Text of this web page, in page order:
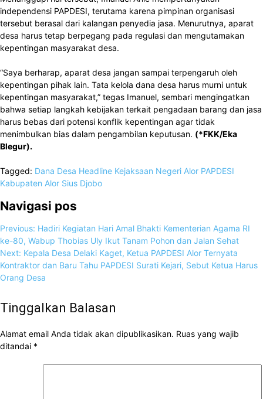
independensi PAPDESI, terutama karena pimpinan organisasi
tersebut berasal dari kalangan penyedia jasa. Menurutnya, aparat
desa harus tetap berpegang pada regulasi dan mengutamakan
kepentingan masyarakat desa.
“Saya berharap, aparat desa jangan sampai terpengaruh oleh
kepentingan pihak lain. Tata kelola dana desa harus murni untuk
kepentingan masyarakat,” tegas Imanuel, sembari mengingatkan
bahwa setiap langkah kebijakan terkait pengadaan barang dan jasa
harus bebas dari potensi konflik kepentingan agar tidak
menimbulkan bias dalam pengambilan keputusan. (*FKK/Eka
Blegur).
Tagged: Dana Desa Headline Kejaksaan Negeri Alor PAPDESI
Kabupaten Alor Sius Djobo
Navigasi pos
Previous: Hadiri Kegiatan Hari Amal Bhakti Kementerian Agama RI
ke-80, Wabup Thobias Uly Ikut Tanam Pohon dan Jalan Sehat
Next: Kepala Desa Delaki Kaget, Ketua PAPDESI Alor Ternyata
Kontraktor dan Baru Tahu PAPDESI Surati Kejari, Sebut Ketua Harus
Orang Desa
Tinggalkan Balasan
Alamat email Anda tidak akan dipublikasikan. Ruas yang wajib
ditandai *